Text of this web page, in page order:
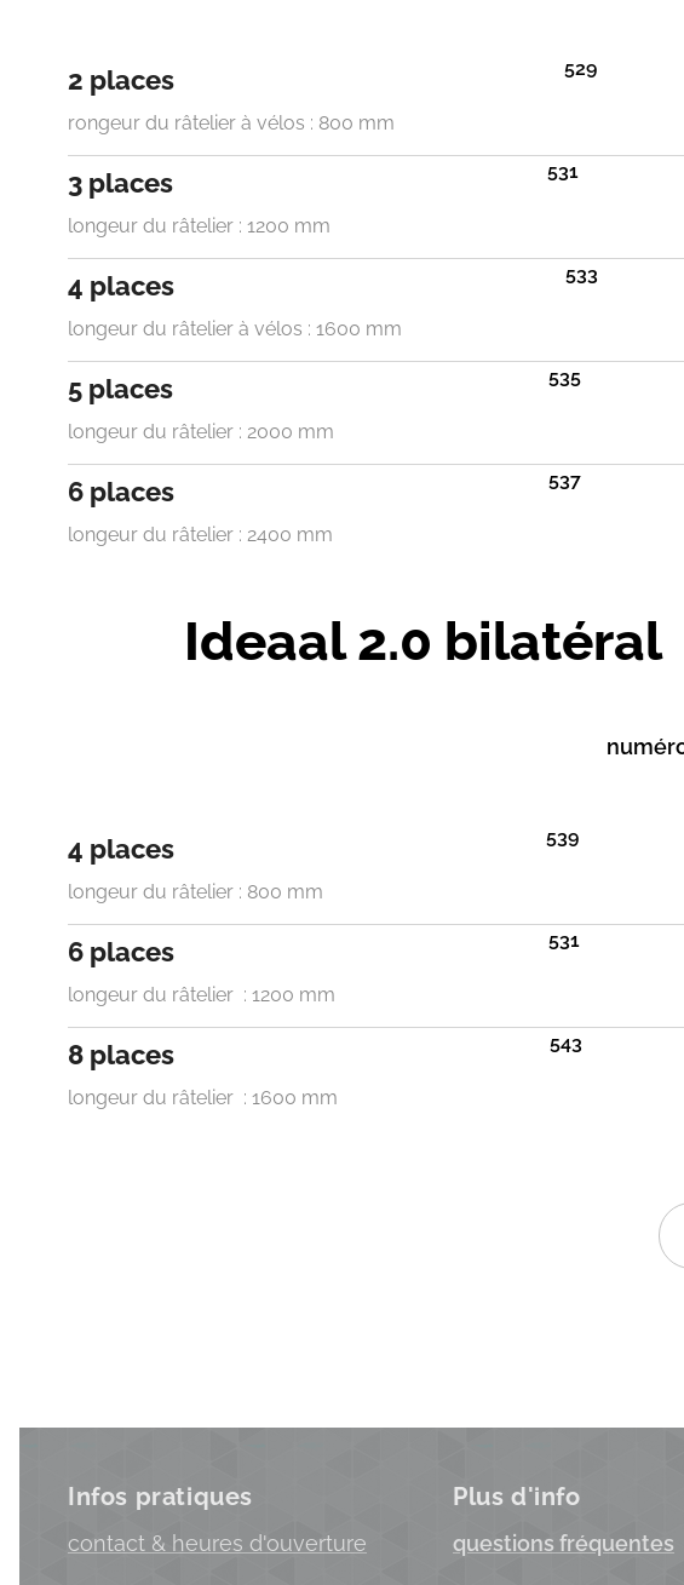
2 places
rongeur du râtelier à vélos : 800 mm
529
3 places
longeur du râtelier : 1200 mm
531
4 places
longeur du râtelier à vélos : 1600 mm
533
5 places
longeur du râtelier : 2000 mm
535
6 places
longeur du râtelier : 2400 mm
537
Ideaal 2.0 bilatéral
4 places
longeur du râtelier : 800 mm
539
6 places
longeur du râtelier : 1200 mm
531
8 places
longeur du râtelier : 1600 mm
543
Infos pratiques
contact & heures d'ouverture
Plus d'info
questions fréquentes